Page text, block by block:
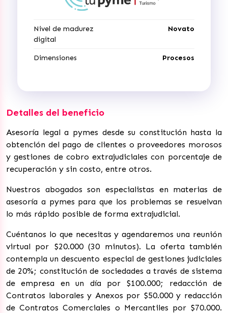
Nivel de madurez
digital
Novato
Dimensiones Procesos
Detalles del beneficio
Asesoría legal a pymes desde su constitución hasta la
obtención del pago de clientes o proveedores morosos
y gestiones de cobro extrajudiciales con porcentaje de
recuperación y sin costo, entre otros.
Nuestros abogados son especialistas en materias de
asesoría a pymes para que los problemas se resuelvan
lo más rápido posible de forma extrajudicial.
Cuéntanos lo que necesitas y agendaremos una reunión
virtual por $20.000 (30 minutos). La oferta también
contempla un descuento especial de gestiones judiciales
de 20%; constitución de sociedades a través de sistema
de empresa en un día por $100.000; redacción de
Contratos laborales y Anexos por $50.000 y redacción
de Contratos Comerciales o Mercantiles por $70.000.